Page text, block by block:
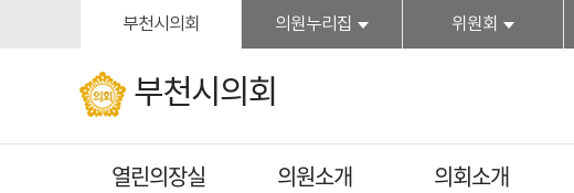
부천시의회 의원누리집 위원회
부천시의회
열린의장실 의원소개 의회소개